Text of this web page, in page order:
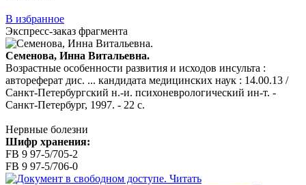
В избранное
Экспресс-заказ фрагмента
Семенова, Инна Витальевна.
Возрастные особенности развития и исходов инсульта :
автореферат дис. ... кандидата медицинских наук : 14.00.13 /
Санкт-Петербургский н.-и. психоневрологический ин-т. -
Санкт-Петербург, 1997. - 22 с.
Нервные болезни
Шифр хранения:
FB 9 97-5/705-2
FB 9 97-5/706-0
Читать